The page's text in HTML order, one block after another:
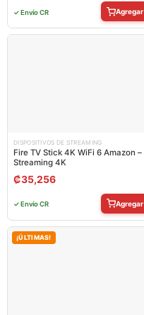
✓ Envío CR Agregar
DISPOSITIVOS DE STREAMING
Fire TV Stick 4K WiFi 6 Amazon –
Streaming 4K
₡35,256
✓ Envío CR Agregar
¡ÚLTIMAS!